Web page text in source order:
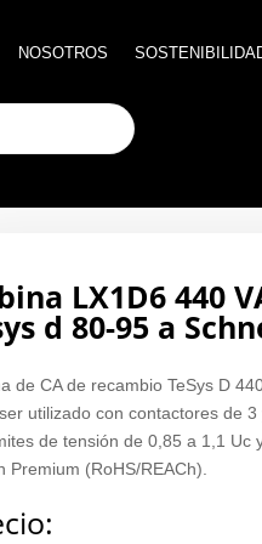
NOSOTROS
NOSOTROS
LX1D6 440
d 80-95 a
de CA de recambio TeSys D
utilizado con contactores de
de tensión de 0,85 a 1,1 Uc
Premium (RoHS/REACh).